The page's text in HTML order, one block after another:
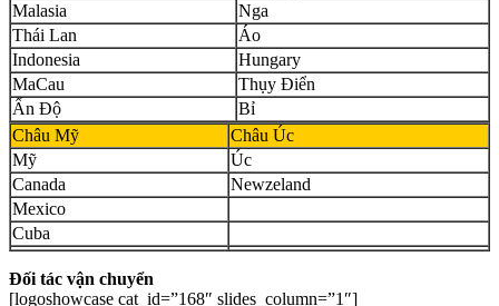
Malasia
Nga
Thái Lan
Áo
Indonesia
Hungary
MaCau
Thụy Điển
Ấn Độ
Bỉ
Châu Mỹ
Châu Úc
Mỹ
Úc
Canada
Newzeland
Mexico
Cuba
Đối tác vận chuyển
[logoshowcase cat_id=”168″ slides_column=”1″]